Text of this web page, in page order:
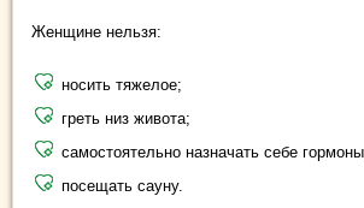
Женщине нельзя:
носить тяжелое;
греть низ живота;
самостоятельно назначать себе
посещать сауну.